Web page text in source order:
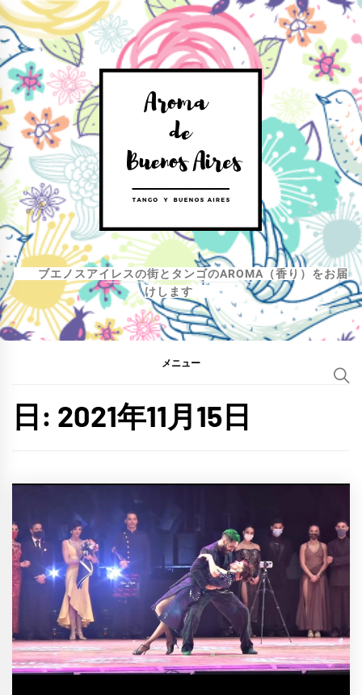
コ
ン
テ
ン
ツ
へ
ス
キ
ッ
プ
ブエノスアイレスの街とタンゴのAROMA（香り）をお届
けします
メニュー
日: 2021年11月15日